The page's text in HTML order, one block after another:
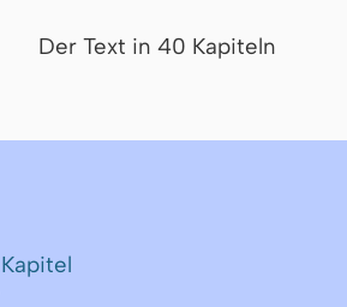
Der Text in 40 Kapiteln